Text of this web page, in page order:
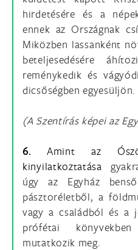
hirdetésére és a
ennek az Országnak
Miközben lassanként
beteljesedésére
reménykedik és
dicsőségben egyesüljön.
(A Szentírás képei az
6. Amint az
kinyilatkoztatása
úgy az Egyház
pásztoréletből, a
vagy a családból és a
prófétai
mutatkozik meg.